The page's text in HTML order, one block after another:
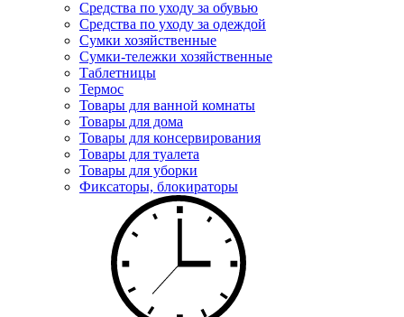
Средства по уходу за обувью
Средства по уходу за одеждой
Сумки хозяйственные
Сумки-тележки хозяйственные
Таблетницы
Термос
Товары для ванной комнаты
Товары для дома
Товары для консервирования
Товары для туалета
Товары для уборки
Фиксаторы, блокираторы